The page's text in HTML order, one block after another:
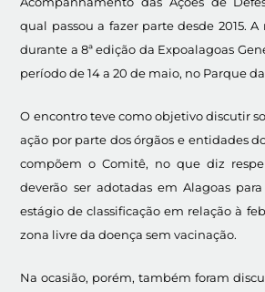
qual passou a fazer parte desde 2015.
durante a 8ª edição da Expoalagoas
período de 14 a 20 de maio, no Parque
O encontro teve como objetivo discutir
ação por parte dos órgãos e entidades
compõem o Comitê, no que diz
deverão ser adotadas em Alagoas
estágio de classificação em relação à
zona livre da doença sem vacinação.
Na ocasião, porém, também foram